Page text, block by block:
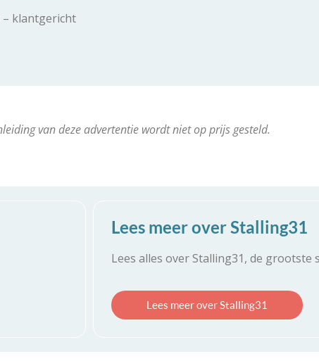
klantgericht
van deze advertentie wordt niet op prijs gesteld.
Lees meer over Stalling31
Lees alles over Stalling31, de grootste
Lees meer over Stalling31